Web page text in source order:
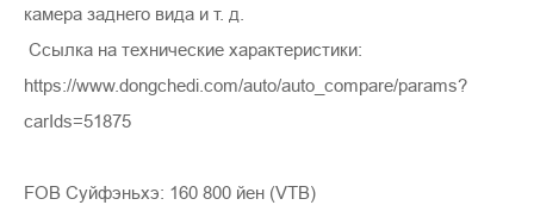
камера заднего вида и т. д.
Ссылка на технические характеристики:
https://www.dongchedi.com/auto/auto_compare/params?
carIds=51875
FOB Суйфэньхэ: 160 800 йен (VTB)